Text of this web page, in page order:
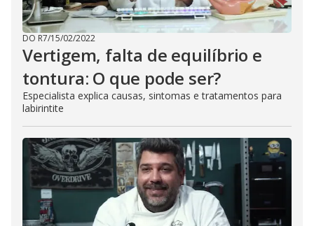
DO R7/15/02/2022
Vertigem, falta de equilíbrio e
tontura: O que pode ser?
Especialista explica causas, sintomas e tratamentos para
labirintite